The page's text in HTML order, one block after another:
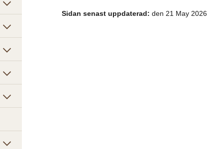
Sidan senast uppdaterad: den 21 May 2026